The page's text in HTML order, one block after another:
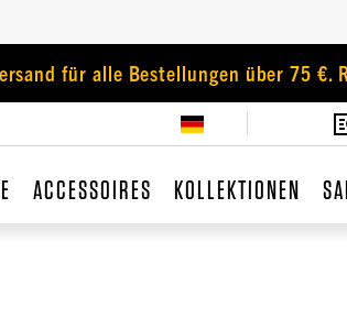
für alle Bestellungen über 75 €.
ACCESSOIRES KOLLEKTIONEN